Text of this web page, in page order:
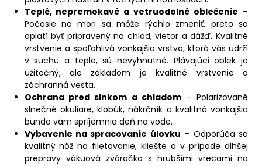
Teplé, nepremokavé a vetruodolné oblečenie –
Počasie na mori sa môže rýchlo zmeniť, preto sa
oplatí byť pripravený na chlad, vietor a dážď. Kvalitné
vrstvenie a spoľahlivá vonkajšia vrstva, ktorá vás udrží
v suchu a teple, sú nevyhnutné. Plávajúci oblek je
užitočný, ale základom je kvalitné vrstvenie a
záchranná vesta.
Ochrana pred slnkom a chladom – Polarizované
slnečné okuliare, klobúk, nákrčník a kvalitná vonkajšia
bunda vám spríjemnia deň na vode.
Vybavenie na spracovanie úlovku – Odporúča sa
kvalitný nôž na filetovanie, kliešte a v prípade dlhšej
prepravy vákuová zváračka s hrubšími vrecami na